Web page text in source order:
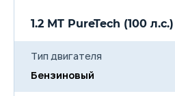
1.2 MT PureTech (100 л.с.)
Тип двигателя
Бензиновый